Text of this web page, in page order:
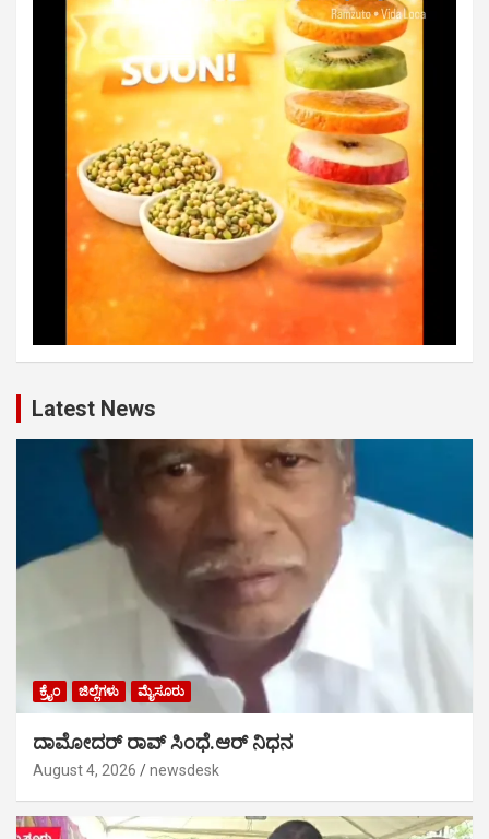
Latest News
ಕ್ರೈಂ ಜಿಲ್ಲೆಗಳು ಮೈಸೂರು
ದಾಮೋದರ್ ರಾವ್ ಸಿಂಧೆ.ಆರ್ ನಿಧನ
August 4, 2026 newsdesk